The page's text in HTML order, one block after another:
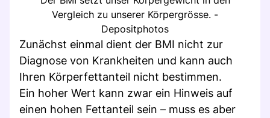
Vergleich zu unserer Körpergrösse. -
Depositphotos
Zunächst einmal dient der BMI nicht zur
Diagnose von Krankheiten und kann auch
Ihren Körperfettanteil nicht bestimmen.
Ein hoher Wert kann zwar ein Hinweis auf
einen hohen Fettanteil sein – muss es aber